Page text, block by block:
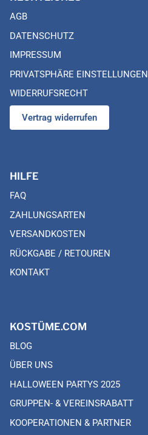
AGB
DATENSCHUTZ
IMPRESSUM
PRIVATSPHÄRE EINSTELLUNGEN
WIDERRUFSRECHT
Vertrag widerrufen
HILFE
FAQ
ZAHLUNGSARTEN
VERSANDKOSTEN
RÜCKGABE / RETOUREN
KONTAKT
KOSTÜME.COM
BLOG
ÜBER UNS
HALLOWEEN PARTYS 2025
GRUPPEN- & VEREINSRABATT
KOOPERATIONEN & PARTNER